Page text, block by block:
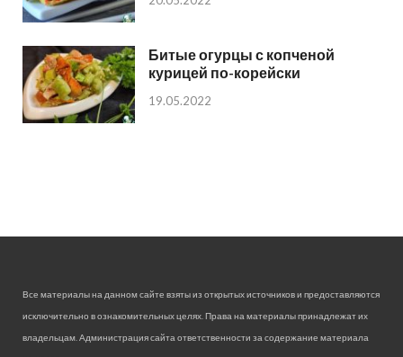
Битые огурцы с копченой
курицей по-корейски
19.05.2022
Все материалы на данном сайте взяты из открытых источников и предоставляются
исключительно в ознакомительных целях. Права на материалы принадлежат их
владельцам. Администрация сайта ответственности за содержание материала